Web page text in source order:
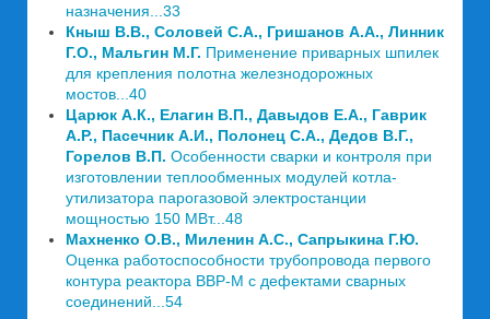
назначения...33
Кныш В.В., Соловей С.А., Гришанов А.А., Линник
Г.О., Мальгин М.Г. Применение приварных шпилек
для крепления полотна железнодорожных
мостов...40
Царюк А.К., Елагин В.П., Давыдов Е.А., Гаврик
А.Р., Пасечник А.И., Полонец С.А., Дедов В.Г.,
Горелов В.П. Особенности сварки и контроля при
изготовлении теплообменных модулей котла-
утилизатора парогазовой электростанции
мощностью 150 МВт...48
Махненко О.В., Миленин А.С., Сапрыкина Г.Ю.
Оценка работоспособности трубопровода первого
контура реактора ВВР-М с дефектами сварных
соединений...54